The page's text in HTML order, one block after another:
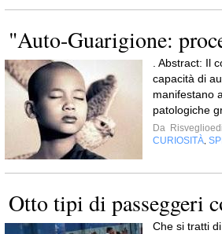
"Auto-Guarigione:
. Abstract: Il
capacità di
manifestano
patologiche
Da
CURIOSITÀ,
Otto tipi di passeggeri
Che si tratti